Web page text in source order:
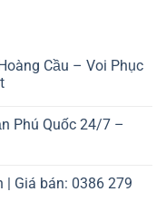
Cầu – Voi Phục
Phú Quốc 24/7 –
| Giá bán: 0386 279